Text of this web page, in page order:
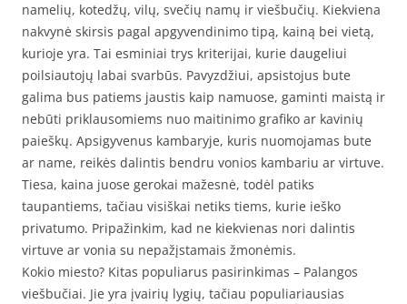
namelių, kotedžų, vilų, svečių namų ir viešbučių. Kiekviena
nakvynė skirsis pagal apgyvendinimo tipą, kainą bei vietą,
kurioje yra. Tai esminiai trys kriterijai, kurie daugeliui
poilsiautojų labai svarbūs. Pavyzdžiui, apsistojus bute
galima bus patiems jaustis kaip namuose, gaminti maistą ir
nebūti priklausomiems nuo maitinimo grafiko ar kavinių
paieškų. Apsigyvenus kambaryje, kuris nuomojamas bute
ar name, reikės dalintis bendru vonios kambariu ar virtuve.
Tiesa, kaina juose gerokai mažesnė, todėl patiks
taupantiems, tačiau visiškai netiks tiems, kurie ieško
privatumo. Pripažinkim, kad ne kiekvienas nori dalintis
virtuve ar vonia su nepažįstamais žmonėmis.
Kokio miesto? Kitas populiarus pasirinkimas – Palangos
viešbučiai. Jie yra įvairių lygių, tačiau populiariausias